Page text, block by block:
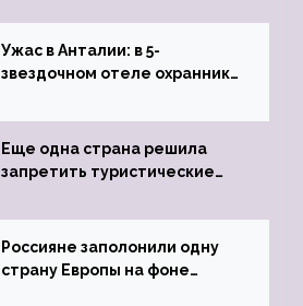
Ужас в Анталии: в 5-
звездочном отеле охранник
пистолета
Еще одна страна решила
запретить туристические
Россияне заполонили одну
страну Европы на фоне